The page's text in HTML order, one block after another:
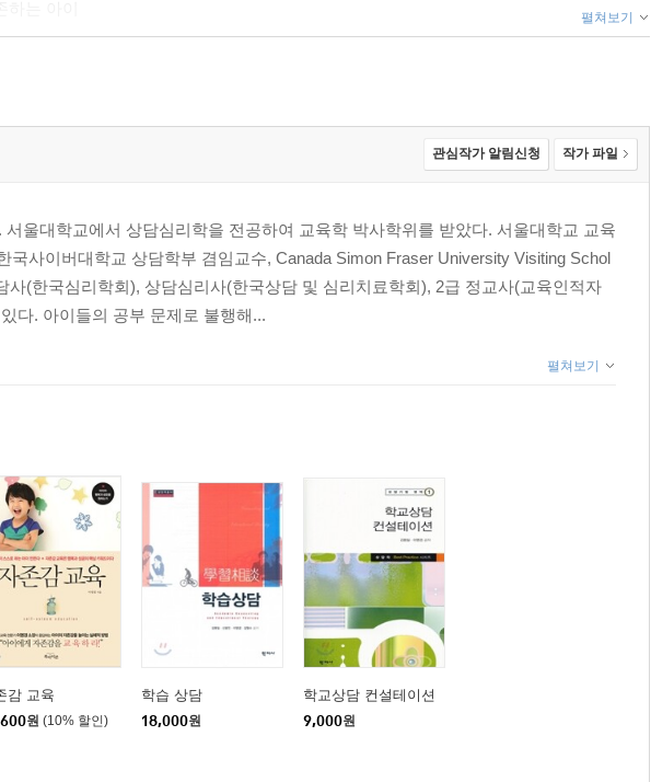
고 할 때
는 아이로 키우기
?
할 때
때
우기
펼쳐보기
관심작가 알림신청 작가 파일
울대학교에서 상담심리학을 전공하여 교육학 박사학위를 받았다. 서울대학교 교육
국사이버대학교 상담학부 겸임교수, Canada Simon Fraser University Visiting Schol
사(한국심리학회), 상담심리사(한국상담 및 심리치료학회), 2급 정교사(교육인적자
다. 아이들의 공부 문제로 불행해...
펼쳐보기
감 교육
원 (10% 할인)
학습 상담
18,000원
학교상담 컨설테이션
9,000원